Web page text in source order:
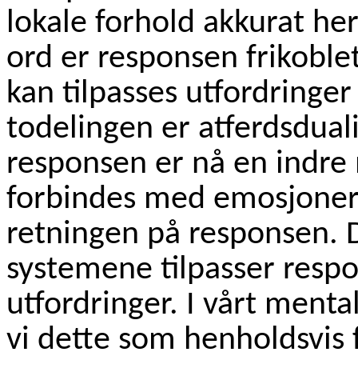
lokale forhold akkurat
ord er responsen
kan tilpasses
todelingen er
responsen er nå en
forbindes med
retningen på responsen.
systemene tilpasser
utfordringer. I vårt
vi dette som